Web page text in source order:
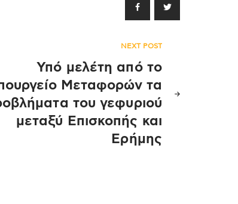
NEXT POST
Υπό μελέτη από το
Μεταφορών τα
του γεφυριού
μεταξύ Επισκοπής και
Ερήμης